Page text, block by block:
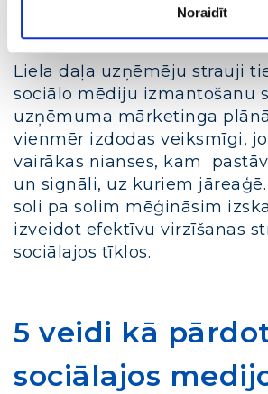
Noraidīt
Mārketings sociālajos
Liela daļa uzņēmēju strauji
sociālo mēdiju izmantošanu
uzņēmuma mārketinga
vienmēr izdodas veiksmīgi,
vairākas nianses, kam
un signāli, uz kuriem jāreaģē.
soli pa solim mēģināsim
izveidot efektīvu virzīšanas
sociālajos tīklos.
5 veidi kā
sociālajos